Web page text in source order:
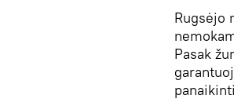
Rugsėjo
Pasak